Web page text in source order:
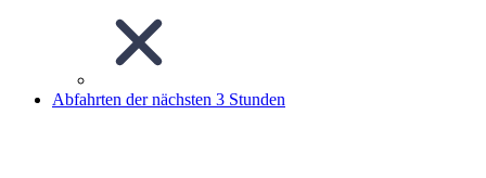
Abfahrten der nächsten 3 Stunden